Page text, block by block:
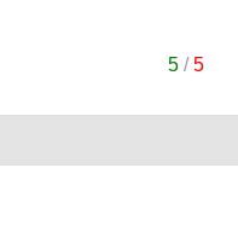
5/5